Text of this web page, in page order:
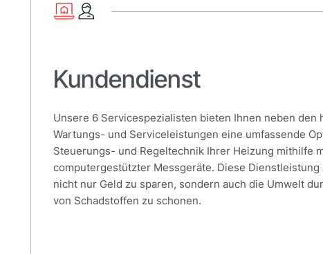
Kundendienst
Unsere 6 Servicespezialisten bieten Ihnen neben den
Wartungs- und Serviceleistungen eine umfassende
Steuerungs- und Regeltechnik Ihrer Heizung mithilfe
computergestützter Messgeräte. Diese Dienstleistung
nicht nur Geld zu sparen, sondern auch die Umwelt
von Schadstoffen zu schonen.